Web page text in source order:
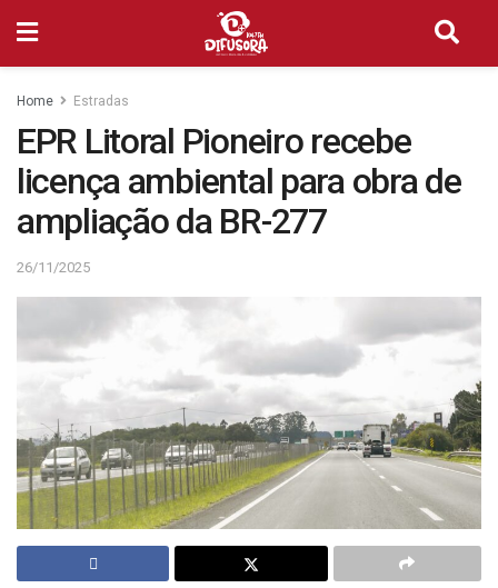
Home Estradas
EPR Litoral Pioneiro recebe
licença ambiental para obra de
ampliação da BR-277
26/11/2025